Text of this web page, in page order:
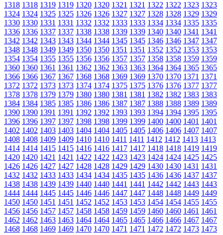
1318 1318 1319 1319 1320 1320 1321 1321 1322 1322 1323 1323
1324 1324 1325 1325 1326 1326 1327 1327 1328 1328 1329 1329
1330 1330 1331 1331 1332 1332 1333 1333 1334 1334 1335 1335
1336 1336 1337 1337 1338 1338 1339 1339 1340 1340 1341 1341
1342 1342 1343 1343 1344 1344 1345 1345 1346 1346 1347 1347
1348 1348 1349 1349 1350 1350 1351 1351 1352 1352 1353 1353
1354 1354 1355 1355 1356 1356 1357 1357 1358 1358 1359 1359
1360 1360 1361 1361 1362 1362 1363 1363 1364 1364 1365 1365
1366 1366 1367 1367 1368 1368 1369 1369 1370 1370 1371 1371
1372 1372 1373 1373 1374 1374 1375 1375 1376 1376 1377 1377
1378 1378 1379 1379 1380 1380 1381 1381 1382 1382 1383 1383
1384 1384 1385 1385 1386 1386 1387 1387 1388 1388 1389 1389
1390 1390 1391 1391 1392 1392 1393 1393 1394 1394 1395 1395
1396 1396 1397 1397 1398 1398 1399 1399 1400 1400 1401 1401
1402 1402 1403 1403 1404 1404 1405 1405 1406 1406 1407 1407
1408 1408 1409 1409 1410 1410 1411 1411 1412 1412 1413 1413
1414 1414 1415 1415 1416 1416 1417 1417 1418 1418 1419 1419
1420 1420 1421 1421 1422 1422 1423 1423 1424 1424 1425 1425
1426 1426 1427 1427 1428 1428 1429 1429 1430 1430 1431 1431
1432 1432 1433 1433 1434 1434 1435 1435 1436 1436 1437 1437
1438 1438 1439 1439 1440 1440 1441 1441 1442 1442 1443 1443
1444 1444 1445 1445 1446 1446 1447 1447 1448 1448 1449 1449
1450 1450 1451 1451 1452 1452 1453 1453 1454 1454 1455 1455
1456 1456 1457 1457 1458 1458 1459 1459 1460 1460 1461 1461
1462 1462 1463 1463 1464 1464 1465 1465 1466 1466 1467 1467
1468 1468 1469 1469 1470 1470 1471 1471 1472 1472 1473 1473